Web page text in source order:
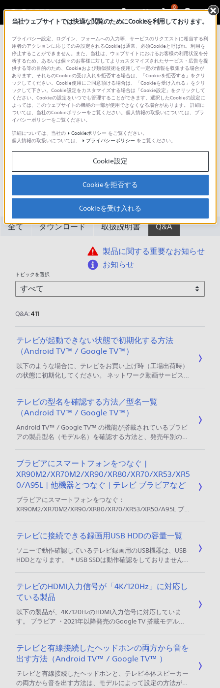
0
総合サポート・お問い合わせ 液晶テレビ（Android TV | Google TV）
K-50XR70M2 / BRAVIA 7 II
アクセシビリティ
全て ダウンロード 取扱説明書 Q&A
製品に関する重要なお知らせ
お知らせ
トピックを選択
Q&A:411
テレビが起動できない状態で初期化する方法
（Android TV™ / Google TV™）
以下のような場合に、テレビをお買い上げ時（工場出荷時）
の状態に初期化してください。 ネットワーク動画サービスや
する際に、安全のため個人情報の消去をしておきたい場合 本
ページでは、テレビが起動しない（リモコン操作できない）
ご覧いただけます。 動画：テレビが起動しないときの初期化
方法
テレビの型名を確認する方法／型名一覧
（Android TV™ / Google TV™）
Android TV™ / Google TV™ の機能が搭載されているブラビ
アの製品型名（モデル名）を確認する方法と、発売年別のシ
年発売モデル 2024年発売モデル 2023年発売モデル 2022年
発売モデル 2021年発売モデル 2020年発売モデル 2019年発売
モデル 2018年発売モデル 2017年発売モデル
ブラビアにスマートフォンをつなぐ |
XR90M2/XR70M2/XR90/XR80/XR70/XR53/XR5
0/A95L | 他機器とつなぐ | テレビ ブラビアなど
ブラビアにスマートフォンをつなぐ：
XR90M2/XR70M2/XR90/XR80/XR70/XR53/XR50/A95L ブ
り、スマートフォンのアプリを使ってブラビアの操作をする
ことができます。 スマートフォンの画面を表示する スマー
トフォンのアプリで操作する スマートフォンの画面を表示す
る スマートフォンの画
テレビに接続できる録画用USB HDDの容量一覧
ソニーで動作確認しているテレビ録画用のUSB機器は、USB
HDDとなります。 ＊USB SSDは動作確認をしておりません。
デルにより最大／最小容量が異なります。 2015年以降発売
Android TV™ / Google TV™ 搭載ブラビアの場合 最大サイ
テレビのHDMI入力信号が「4K/120Hz」に対応し
ている製品
以下の製品が、4K/120HzのHDMI入力信号に対応していま
す。 ブラビア ・2021年以降発売のGoogle TV 搭載モデル
モデル X80K/X80WK、2021年発売モデル X80Jを除く PS5な
どの4K/120Hzに対応する機器を接続する場合は、専用の
テレビと有線接続したヘッドホンの両方から音を
出す方法（Android TV™ / Google TV™ ）
テレビと有線接続したヘッドホンと、テレビ本体スピーカー
の両方から音を出す方法は、モデルによって設定の方法が異
当社ウェブサイトでは快適な閲覧のためにCookieを利用しております。
プライバシー設定、ログイン、フォームへの入力等、サービスのリクエストに相当する利
用者のアクションに応じてのみ設定されるCookieは通常、必須Cookieと呼ばれ、利用を
停止することができません。また、当社は、ウェブサイトにおけるお客様の利用状況を分
析するため、あるいは個々のお客様に対してよりカスタマイズされたサービス・広告を提
供する等の目的のため、Cookieおよび類似技術を使用して一定の情報を収集する場合が
あります。それらのCookieの受け入れを拒否する場合は、「Cookieを拒否する」をクリ
ックしてください。Cookie使用にご同意頂ける場合は、「Cookieを受け入れる」をクリ
ックして下さい。Cookie設定をカスタマイズする場合は「Cookie設定」をクリックして
ください。Cookieの設定をいつでも管理することができます。選択したCookieの設定に
よっては、このウェブサイトの機能の一部が使用できなくなる場合があります。 詳細に
ついては、当社のCookieポリシーをご覧ください。個人情報の取扱いについては、プラ
イバシーポリシーをご覧ください。
詳細については、当社の
Cookieポリシー をご覧ください。
個人情報の取扱いについては、
プライバシーポリシー をご覧ください。
Cookie設定
Cookieを拒否する
Cookieを受け入れる